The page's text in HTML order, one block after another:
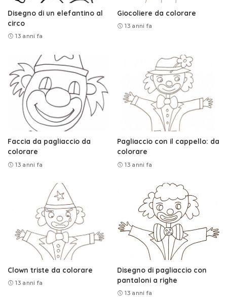
Disegno di un elefantino al
circo
13 anni fa
Giocoliere da colorare
13 anni fa
Faccia da pagliaccio da
colorare
13 anni fa
Pagliaccio con il cappello: da
colorare
13 anni fa
Clown triste da colorare
13 anni fa
Disegno di pagliaccio con
pantaloni a righe
13 anni fa